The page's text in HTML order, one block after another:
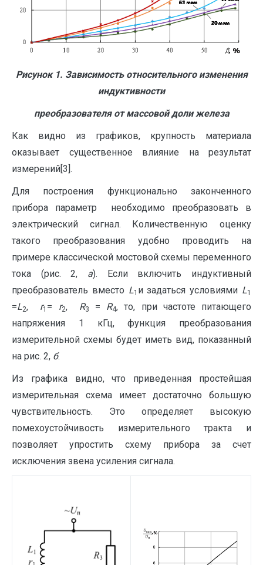
Рисунок 1. Зависимость относительного изменения
индуктивности
преобразователя от массовой доли железа
Как видно из графиков, крупность материала
оказывает существенное влияние на результат
измерений[3].
Для построения функционально законченного
прибора параметр необходимо преобразовать в
электрический сигнал. Количественную оценку
такого преобразования удобно проводить на
примере классической мостовой схемы переменного
тока (рис. 2, а). Если включить индуктивный
преобразователь вместо L1 и задаться условиями L1
=L2, r1 = r2, R3 = R4, то, при частоте питающего
напряжения 1 кГц, функция преобразования
измерительной схемы будет иметь вид, показанный
на рис. 2, б.
Из графика видно, что приведенная простейшая
измерительная схема имеет достаточно большую
чувствительность. Это определяет высокую
помехоустойчивость измерительного тракта и
позволяет упростить схему прибора за счет
исключения звена усиления сигнала.